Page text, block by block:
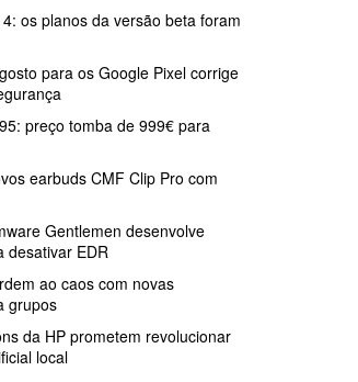
os planos da versão beta foram
para os Google Pixel corrige
preço tomba de 999€ para
earbuds CMF Clip Pro com
Gentlemen desenvolve
desativar EDR
ao caos com novas
grupos
da HP prometem revolucionar
local